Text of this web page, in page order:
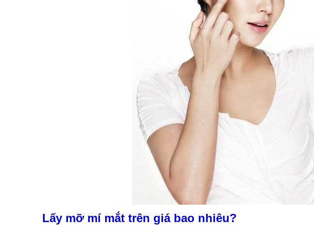
Lấy mỡ mí mắt trên giá bao nhiêu?